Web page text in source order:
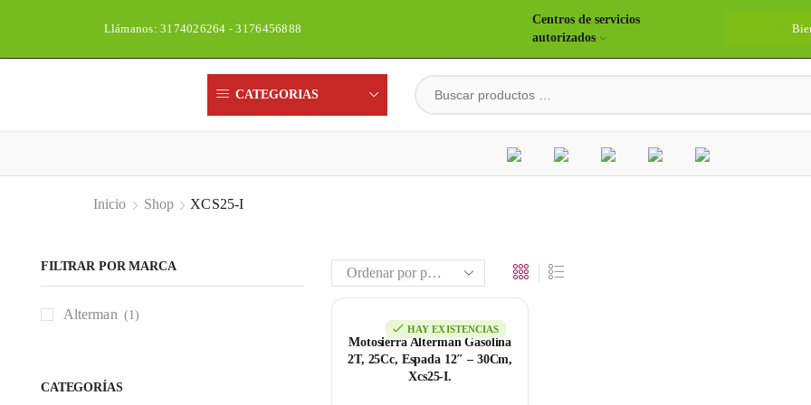
Llámanos: 3174026264 - 3176456888
Centros de servicios
autorizados
CATEGORIAS
Inicio Shop XCS25-I
HAY EXISTENCIAS
Motosierra Alterman Gasolina
2T, 25Cc, Espada 12″ – 30Cm,
Xcs25-I.
FILTRAR POR MARCA
Alterman (1)
CATEGORÍAS